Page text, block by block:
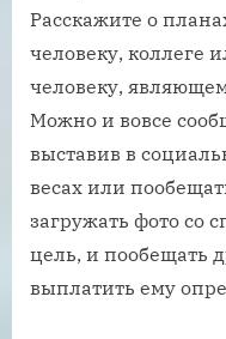
Расскажите о
человеку, коллеге
человеку,
Можно и вовсе
выставив в
весах или
загружать фото со
цель, и пообещать
выплатить ему